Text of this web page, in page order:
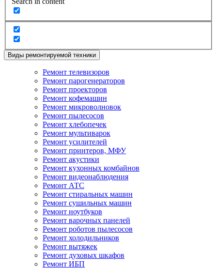
Виды ремонтируемой техники
Ремонт телевизоров
Ремонт парогенераторов
Ремонт проекторов
Ремонт кофемашин
Ремонт микроволновок
Ремонт пылесосов
Ремонт хлебопечек
Ремонт мультиварок
Ремонт усилителей
Ремонт принтеров, МФУ
Ремонт акустики
Ремонт кухонных комбайнов
Ремонт видеонаблюдения
Ремонт АТС
Ремонт стиральных машин
Ремонт сушильных машин
Ремонт ноутбуков
Ремонт варочных панелей
Ремонт роботов пылесосов
Ремонт холодильников
Ремонт вытяжек
Ремонт духовых шкафов
Ремонт ИБП